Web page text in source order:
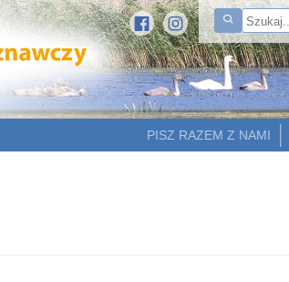
PISZ RAZEM Z NAMI